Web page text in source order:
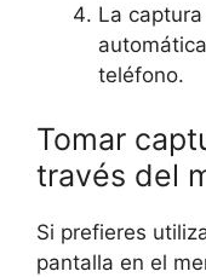
La
teléfono.
Tomar
través del
Si prefieres
pantalla en el